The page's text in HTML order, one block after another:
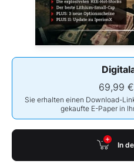
69,99 €
Sie erhalten einen Download-
gekaufte E-Paper in
In